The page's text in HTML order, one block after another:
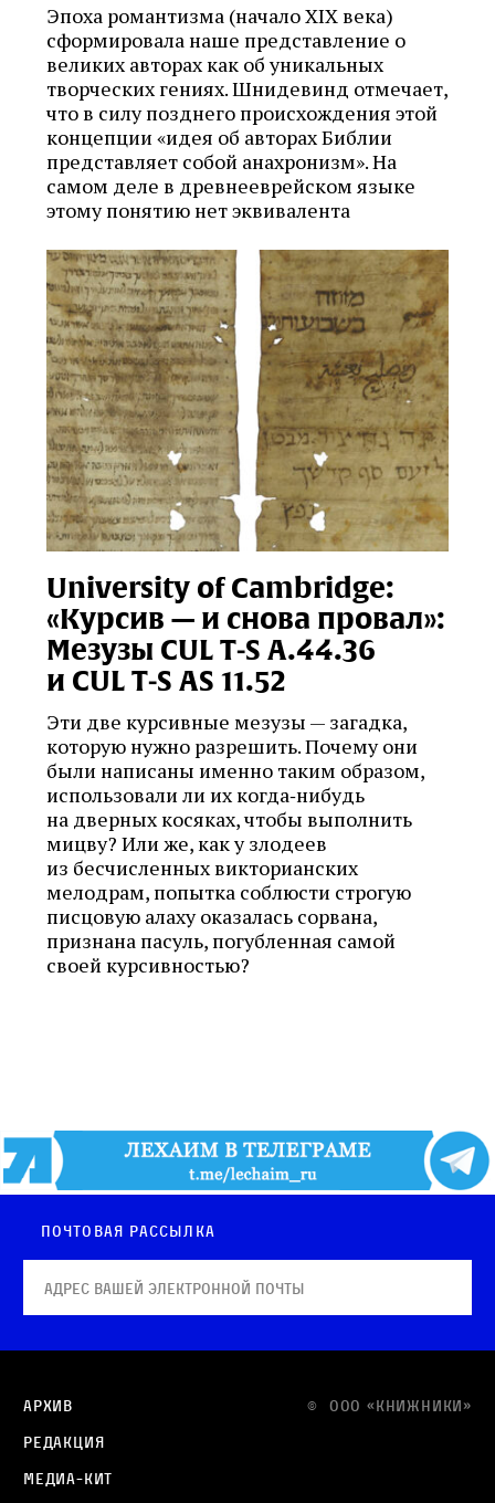
Эпоха романтизма (начало XIX века)
сформировала наше представление о
великих авторах как об уникальных
творческих гениях. Шнидевинд отмечает,
что в силу позднего происхождения этой
концепции «идея об авторах Библии
представляет собой анахронизм». На
самом деле в древнееврейском языке
этому понятию нет эквивалента
University of Cambridge:
«Курсив — и снова провал»:
Мезузы CUL T‑S A.44.36
и CUL T‑S AS 11.52
Эти две курсивные мезузы — загадка,
которую нужно разрешить. Почему они
были написаны именно таким образом,
использовали ли их когда‑нибудь
на дверных косяках, чтобы выполнить
мицву? Или же, как у злодеев
из бесчисленных викторианских
мелодрам, попытка соблюсти строгую
писцовую алаху оказалась сорвана,
признана пасуль, погубленная самой
своей курсивностью?
Почтовая рассылка
© OOO «КНИЖНИКИ»
Архив
Редакция
Медиа-кит